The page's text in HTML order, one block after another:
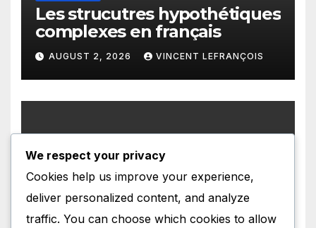
Les strucutres hypothétiques
complexes en français
AUGUST 2, 2026 VINCENT LEFRANÇOIS
INFOGRAPHICS
Les structures présentatives
en français
AUGUST 1, 2026 VINCENT LEFRANÇOIS
We respect your privacy
Cookies help us improve your experience,
deliver personalized content, and analyze
traffic. You can choose which cookies to allow